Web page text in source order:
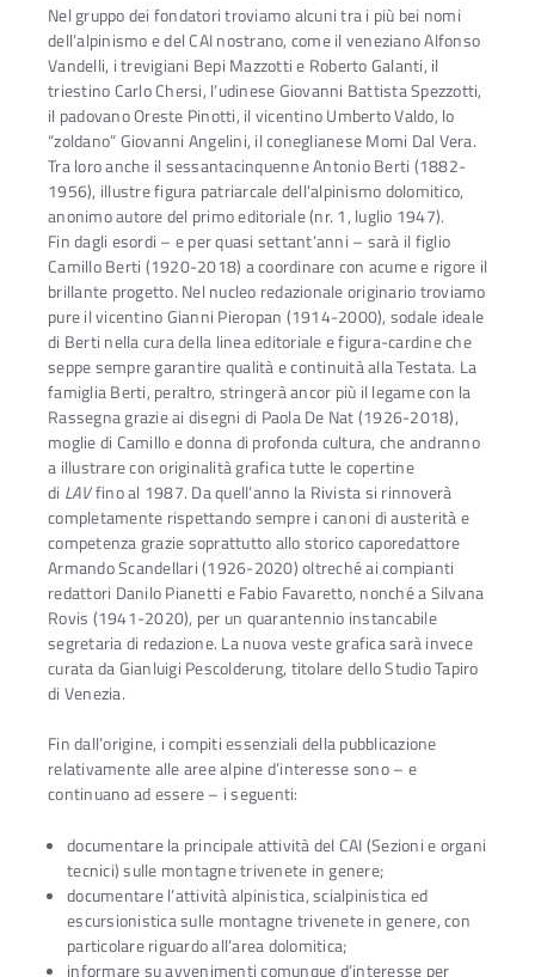
Nel gruppo dei fondatori troviamo alcuni tra i più bei nomi
dell’alpinismo e del CAI nostrano, come il veneziano Alfonso
Vandelli, i trevigiani Bepi Mazzotti e Roberto Galanti, il
triestino Carlo Chersi, l’udinese Giovanni Battista Spezzotti,
il padovano Oreste Pinotti, il vicentino Umberto Valdo, lo
“zoldano” Giovanni Angelini, il coneglianese Momi Dal Vera.
Tra loro anche il sessantacinquenne Antonio Berti (1882-
1956), illustre figura patriarcale dell’alpinismo dolomitico,
anonimo autore del primo editoriale (nr. 1, luglio 1947).
Fin dagli esordi – e per quasi settant’anni – sarà il figlio
Camillo Berti (1920-2018) a coordinare con acume e rigore il
brillante progetto. Nel nucleo redazionale originario troviamo
pure il vicentino Gianni Pieropan (1914-2000), sodale ideale
di Berti nella cura della linea editoriale e figura-cardine che
seppe sempre garantire qualità e continuità alla Testata. La
famiglia Berti, peraltro, stringerà ancor più il legame con la
Rassegna grazie ai disegni di Paola De Nat (1926-2018),
moglie di Camillo e donna di profonda cultura, che andranno
a illustrare con originalità grafica tutte le copertine
di LAVfino al 1987. Da quell’anno la Rivista si rinnoverà
completamente rispettando sempre i canoni di austerità e
competenza grazie soprattutto allo storico caporedattore
Armando Scandellari (1926-2020) oltreché ai compianti
redattori Danilo Pianetti e Fabio Favaretto, nonché a Silvana
Rovis (1941-2020), per un quarantennio instancabile
segretaria di redazione. La nuova veste grafica sarà invece
curata da Gianluigi Pescolderung, titolare dello Studio Tapiro
di Venezia.
Fin dall’origine, i compiti essenziali della pubblicazione
relativamente alle aree alpine d’interesse sono – e
continuano ad essere – i seguenti:
documentare la principale attività del CAI (Sezioni e organi
tecnici) sulle montagne trivenete in genere;
documentare l’attività alpinistica, scialpinistica ed
escursionistica sulle montagne trivenete in genere, con
particolare riguardo all’area dolomitica;
informare su avvenimenti comunque d’interesse per